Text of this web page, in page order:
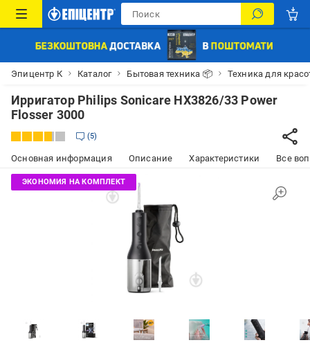
Эпицентр К Каталог Бытовая техника 📦 Техника для
Ирригатор Philips Sonicare HX3826/33 Power
Flosser 3000
5
Основная информация Описание Характеристики Все